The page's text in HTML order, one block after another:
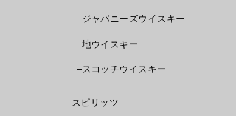
ジャパニーズウイスキー
地ウイスキー
スコッチウイスキー
スピリッツ